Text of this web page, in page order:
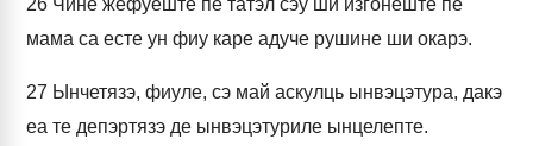
26 Чине жефуеште пе татэл сэу ши изгонеште пе
мама са есте ун фиу каре адуче рушине ши окарэ.
27 Ынчетязэ, фиуле, сэ май аскулць ынвэцэтура, дакэ
еа те депэртязэ де ынвэцэтуриле ынцелепте.